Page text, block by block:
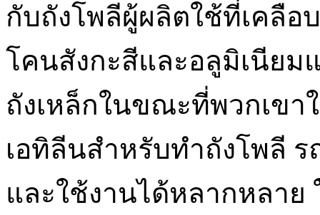
กับถังโพลีผู้ผลิตใช้ที่เคลือ
โคนสังกะสีและอลูมิเนียม
ถังเหล็กในขณะที่พวกเขา
เอทิลีนสำหรับทำถังโพลี
และใช้งานได้หลากหลาย